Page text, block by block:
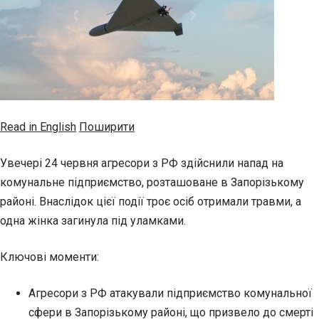
Read in English Поширити
Увечері 24 червня агресори з РФ здійснили напад на
комунальне підприємство, розташоване в Запорізькому
районі. Внаслідок цієї події троє осіб отримали травми, а
одна жінка загинула під уламками.
Ключові моменти:
Агресори з РФ атакували підприємство комунальної
сфери в Запорізькому районі, що призвело до смерті